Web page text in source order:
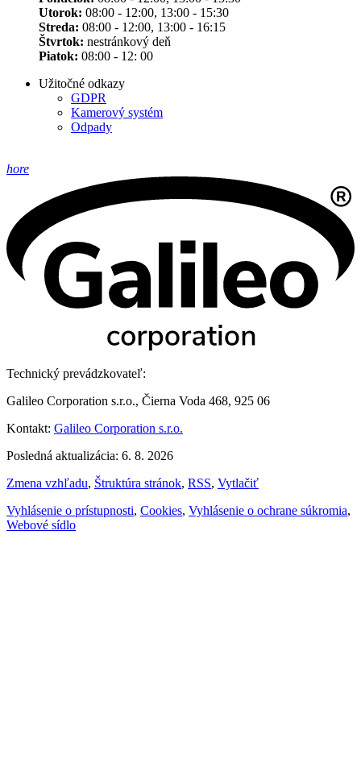
Utorok: 08:00 - 12:00, 13:00 - 15:30
Streda: 08:00 - 12:00, 13:00 - 16:15
Štvrtok: nestránkový deň
Piatok: 08:00 - 12: 00
Užitočné odkazy
GDPR
Kamerový systém
Odpady
hore
Technický prevádzkovateľ:
Galileo Corporation s.r.o., Čierna Voda 468, 925 06
Kontakt: Galileo Corporation s.r.o.
Posledná aktualizácia: 6. 8. 2026
Zmena vzhľadu, Štruktúra stránok, RSS, Vytlačiť
Vyhlásenie o prístupnosti, Cookies, Vyhlásenie o ochrane súkromia,
Webové sídlo